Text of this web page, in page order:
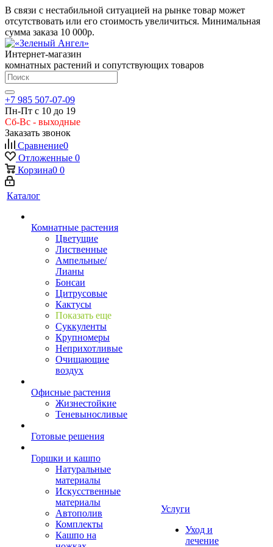
В связи с нестабильной ситуацией на рынке товар может
отсутствовать или его стоимость увеличиться. Минимальная
сумма заказа 10 000р.
Интернет-магазин
комнатных растений и сопутствующих товаров
+7 985 507-07-09
Пн-Пт с 10 до 19
Сб-Вс - выходные
Заказать звонок
Сравнение0
Отложенные 0
Корзина0 0
Каталог
Комнатные растения
Цветущие
Лиственные
Ампельные/
Лианы
Бонсаи
Цитрусовые
Кактусы
Показать еще
Суккуленты
Крупномеры
Неприхотливые
Очищающие
воздух
Офисные растения
Жизнестойкие
Теневыносливые
Готовые решения
Горшки и кашпо
Натуральные
материалы
Искусственные
материалы
Автополив
Комплекты
Кашпо на
Услуги
Уход и
лечение